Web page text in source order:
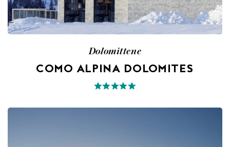
Dolomittene
COMO ALPINA DOLOMITES